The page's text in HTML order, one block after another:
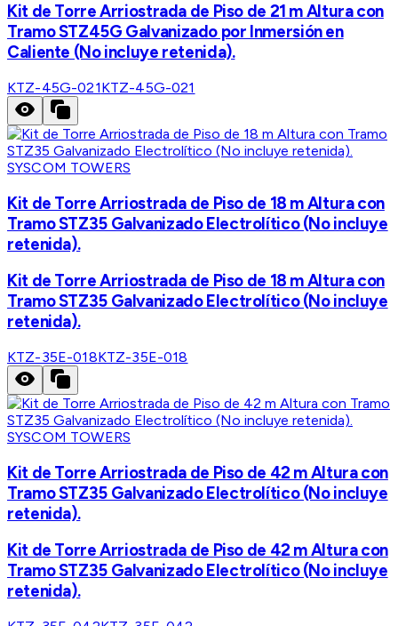
Kit de Torre Arriostrada de Piso de 21 m Altura con
Tramo STZ45G Galvanizado por Inmersión en
Caliente (No incluye retenida).
KTZ-45G-021KTZ-45G-021
SYSCOM TOWERS
Kit de Torre Arriostrada de Piso de 18 m Altura con
Tramo STZ35 Galvanizado Electrolítico (No incluye
retenida).
Kit de Torre Arriostrada de Piso de 18 m Altura con
Tramo STZ35 Galvanizado Electrolítico (No incluye
retenida).
KTZ-35E-018KTZ-35E-018
SYSCOM TOWERS
Kit de Torre Arriostrada de Piso de 42 m Altura con
Tramo STZ35 Galvanizado Electrolítico (No incluye
retenida).
Kit de Torre Arriostrada de Piso de 42 m Altura con
Tramo STZ35 Galvanizado Electrolítico (No incluye
retenida).